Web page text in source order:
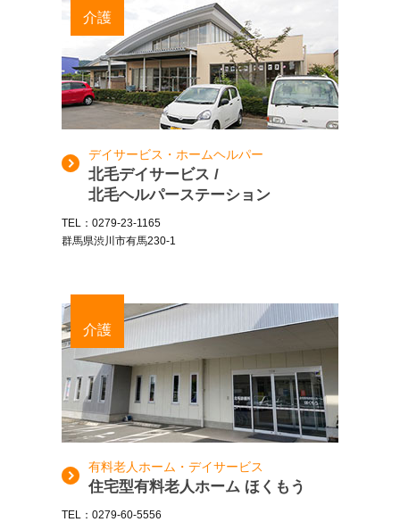
介護
デイサービス・ホームヘルパー
北毛デイサービス /
北毛ヘルパーステーション
TEL：0279-23-1165
群馬県渋川市有馬230-1
介護
有料老人ホーム・デイサービス
住宅型有料老人ホーム ほくもう
TEL：0279-60-5556